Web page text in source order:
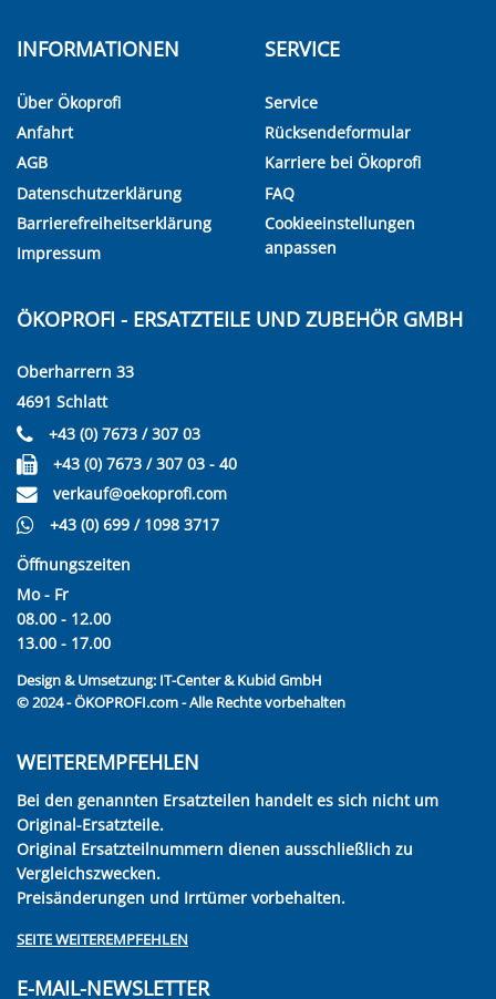
INFORMATIONEN
Über Ökoprofi
Anfahrt
AGB
Datenschutzerklärung
Barrierefreiheitserklärung
Impressum
SERVICE
Service
Rücksendeformular
Karriere bei Ökoprofi
FAQ
Cookieeinstellungen
anpassen
ÖKOPROFI - ERSATZTEILE UND ZUBEHÖR GMBH
Oberharrern 33
4691 Schlatt
+43 (0) 7673 / 307 03
+43 (0) 7673 / 307 03 - 40
verkauf@oekoprofi.com
+43 (0) 699 / 1098 3717
Öffnungszeiten
Mo - Fr
08.00 - 12.00
13.00 - 17.00
Design & Umsetzung: IT-Center & Kubid GmbH
© 2024 - ÖKOPROFI.com - Alle Rechte vorbehalten
WEITEREMPFEHLEN
Bei den genannten Ersatzteilen handelt es sich nicht um
Original-Ersatzteile.
Original Ersatzteilnummern dienen ausschließlich zu
Vergleichszwecken.
Preisänderungen und Irrtümer vorbehalten.
SEITE WEITEREMPFEHLEN
E-MAIL-NEWSLETTER